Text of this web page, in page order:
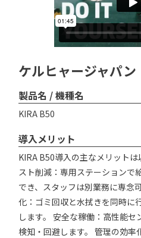
ケルヒャージャパン
製品名 / 機種名
KIRA B50
導入メリット
KIRA B50導入の主なメリット
スト削減：専用ステーションで
でき、スタッフは別業務に専念
化：ゴミ回収と水拭きを同時に
します。 安全な稼働：高性能
検知・回避します。 管理の効率